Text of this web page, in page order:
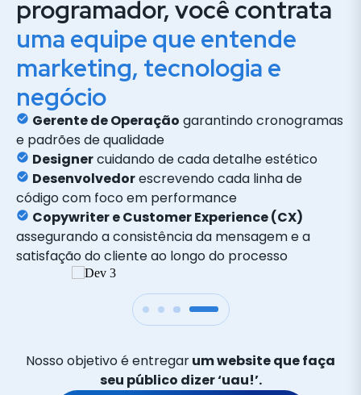
programador, você contrata
uma equipe que entende
marketing, tecnologia e
negócio
Gerente de Operação garantindo cronogramas
e padrões de qualidade
Designercuidando de cada detalhe estético
Desenvolvedorescrevendo cada linha de
código com foco em performance
Copywriter e Customer Experience (CX)
assegurando a consistência da mensagem e a
satisfação do cliente ao longo do processo
Nosso objetivo é entregarum website que faça
seu público dizer ‘uau!’.